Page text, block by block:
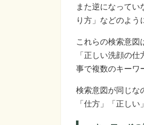
また逆になって
り方」などのよう
これらの検索意図
「正しい洗顔の
事で複数のキーワ
検索意図が同じな
「仕方」「正し